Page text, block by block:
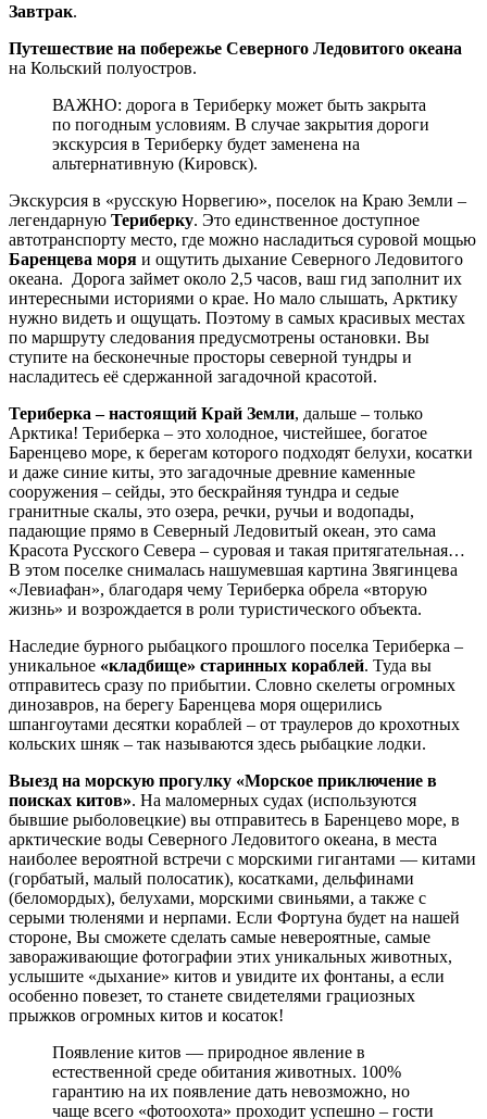
Завтрак.
Путешествие на побережье Северного Ледовитого океана
на Кольский полуостров.
ВАЖНО: дорога в Териберку может быть закрыта
по погодным условиям. В случае закрытия дороги
экскурсия в Териберку будет заменена на
альтернативную (Кировск).
Экскурсия в «русскую Норвегию», поселок на Краю Земли –
легендарную Териберку. Это единственное доступное
автотранспорту место, где можно насладиться суровой мощью
Баренцева моря и ощутить дыхание Северного Ледовитого
океана. Дорога займет около 2,5 часов, ваш гид заполнит их
интересными историями о крае. Но мало слышать, Арктику
нужно видеть и ощущать. Поэтому в самых красивых местах
по маршруту следования предусмотрены остановки. Вы
ступите на бесконечные просторы северной тундры и
насладитесь её сдержанной загадочной красотой.
Териберка – настоящий Край Земли, дальше – только
Арктика! Териберка – это холодное, чистейшее, богатое
Баренцево море, к берегам которого подходят белухи, косатки
и даже синие киты, это загадочные древние каменные
сооружения – сейды, это бескрайняя тундра и седые
гранитные скалы, это озера, речки, ручьи и водопады,
падающие прямо в Северный Ледовитый океан, это сама
Красота Русского Севера – суровая и такая притягательная…
В этом поселке снималась нашумевшая картина Звягинцева
«Левиафан», благодаря чему Териберка обрела «вторую
жизнь» и возрождается в роли туристического объекта.
Наследие бурного рыбацкого прошлого поселка Териберка –
уникальное «кладбище» старинных кораблей. Туда вы
отправитесь сразу по прибытии. Словно скелеты огромных
динозавров, на берегу Баренцева моря ощерились
шпангоутами десятки кораблей – от траулеров до крохотных
кольских шняк – так называются здесь рыбацкие лодки.
Выезд на морскую прогулку «Морское приключение в
поисках китов». На маломерных судах (используются
бывшие рыболовецкие) вы отправитесь в Баренцево море, в
арктические воды Северного Ледовитого океана, в места
наиболее вероятной встречи с морскими гигантами — китами
(горбатый, малый полосатик), косатками, дельфинами
(беломордых), белухами, морскими свиньями, а также с
серыми тюленями и нерпами. Если Фортуна будет на нашей
стороне, Вы сможете сделать самые невероятные, самые
завораживающие фотографии этих уникальных животных,
услышите «дыхание» китов и увидите их фонтаны, а если
особенно повезет, то станете свидетелями грациозных
прыжков огромных китов и косаток!
Появление китов — природное явление в
естественной среде обитания животных. 100%
гарантию на их появление дать невозможно, но
чаще всего «фотоохота» проходит успешно – гости